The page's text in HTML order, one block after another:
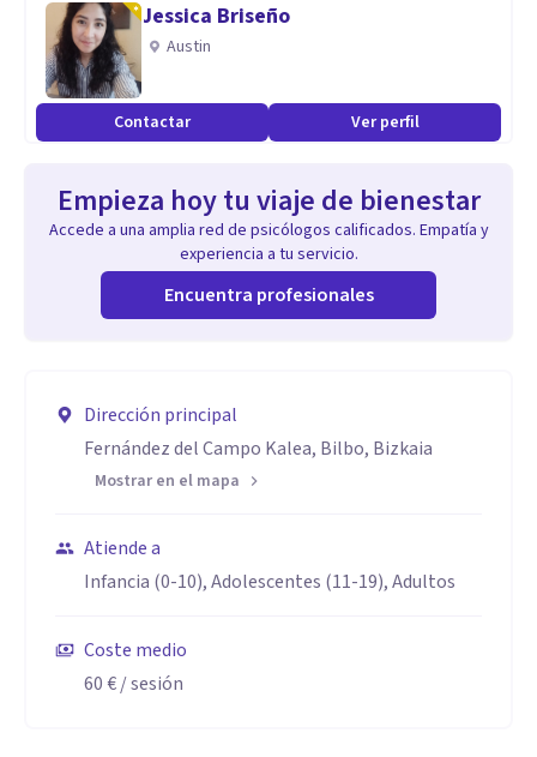
Jessica Briseño
Austin
Contactar Ver perfil
Empieza hoy tu viaje de bienestar
Accede a una amplia red de psicólogos calificados. Empatía y
experiencia a tu servicio.
Encuentra profesionales
Dirección principal
Fernández del Campo Kalea, Bilbo, Bizkaia
Mostrar en el mapa
Atiende a
Infancia (0-10), Adolescentes (11-19), Adultos
Coste medio
60 €/ sesión